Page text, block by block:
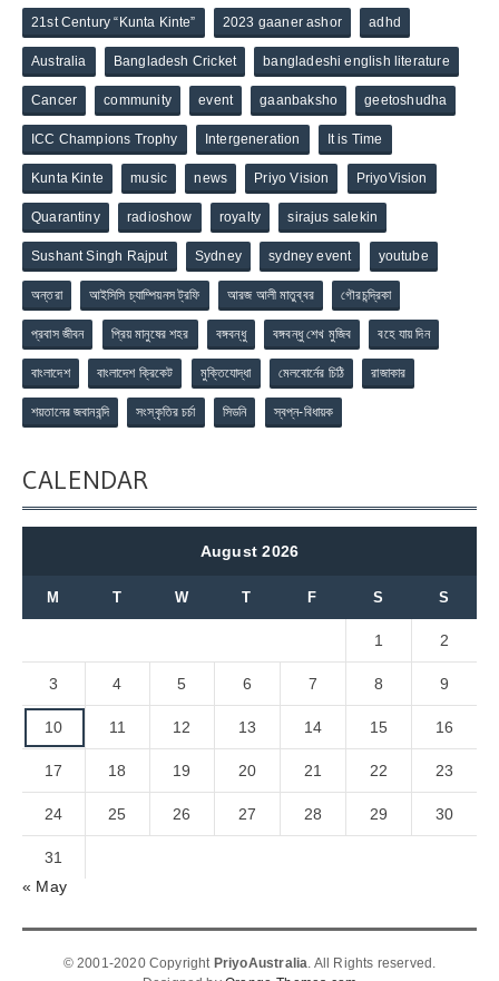
21st Century “Kunta Kinte” 2023 gaaner ashor adhd
Australia Bangladesh Cricket bangladeshi english literature
Cancer community event gaanbaksho geetoshudha
ICC Champions Trophy Intergeneration It is Time
Kunta Kinte music news Priyo Vision PriyoVision
Quarantiny radioshow royalty sirajus salekin
Sushant Singh Rajput Sydney sydney event youtube
অন্তরা আইসিসি চ্যাম্পিয়নস ট্রফি আরজ আলী মাতুব্বর গৌরচন্দ্রিকা
প্রবাস জীবন প্রিয় মানুষের শহর বঙ্গবন্ধু বঙ্গবন্ধু শেখ মুজিব বহে যায় দিন
বাংলাদেশ বাংলাদেশ ক্রিকেট মুক্তিযোদ্ধা মেলবোর্নের চিঠি রাজাকার
শয়তানের জবানবন্দি সংস্কৃতির চর্চা সিডনি স্বপ্ন-বিধায়ক
CALENDAR
August 2026
M T W T F S S
1 2
3 4 5 6 7 8 9
10 11 12 13 14 15 16
17 18 19 20 21 22 23
24 25 26 27 28 29 30
31
« May
© 2001-2020 Copyright PriyoAustralia. All Rights reserved.